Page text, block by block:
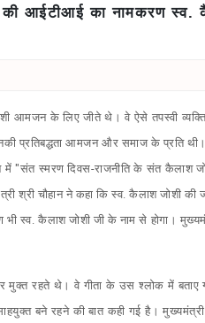
आईटीआई का नामकरण स्व.
आमजन के लिए जीते थे। वे ऐसे तपस्वी
आमजन और समाज के प्रति थी।
"संत स्मरण दिवस-राजनीति के संत कैलाश
श्री चौहान ने कहा कि स्व. कैलाश जोशी
स्व. कैलाश जोशी जी के नाम से होगा।
रहते थे। वे गीता के उस श्लोक में बताए
बने रहने की बात कही गई है।